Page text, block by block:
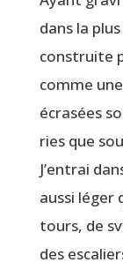
dans la
construite
comme
écra­sées
ries que
J’entrai
aus­si léger
tours, de
des